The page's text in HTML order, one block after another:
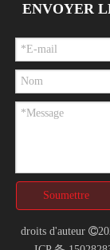
ENVOYER
Soumettre
droits d'auteur 